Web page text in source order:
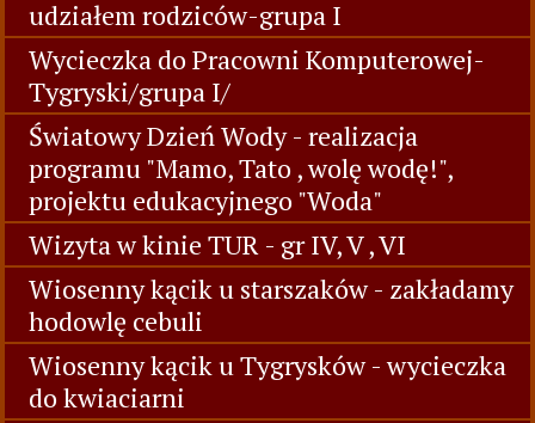
udziałem rodziców-grupa I
Wycieczka do Pracowni Komputerowej-
Tygryski/grupa I/
Światowy Dzień Wody - realizacja
programu "Mamo, Tato , wolę wodę!",
projektu edukacyjnego "Woda"
Wizyta w kinie TUR - gr IV, V , VI
Wiosenny kącik u starszaków - zakładamy
hodowlę cebuli
Wiosenny kącik u Tygrysków - wycieczka
do kwiaciarni